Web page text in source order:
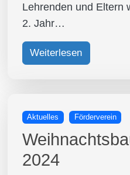
Lehrenden und Eltern
2. Jahr…
Weiterlesen
Aktuelles Förderverein
2024